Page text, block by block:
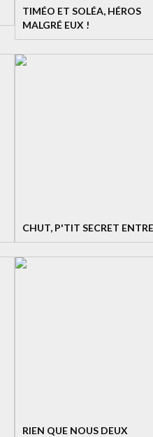
TIMÉO ET SOLÉA, HÉROS
MALGRÉ EUX !
CHUT, P'TIT SECRET
RIEN QUE NOUS DEUX